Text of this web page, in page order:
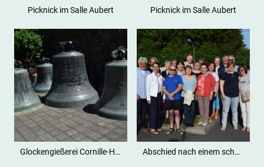
Picknick im Salle Aubert Picknick im Salle Aubert
Glockengießerei Cornille-Havard Abschied nach einem schönen Wochenende